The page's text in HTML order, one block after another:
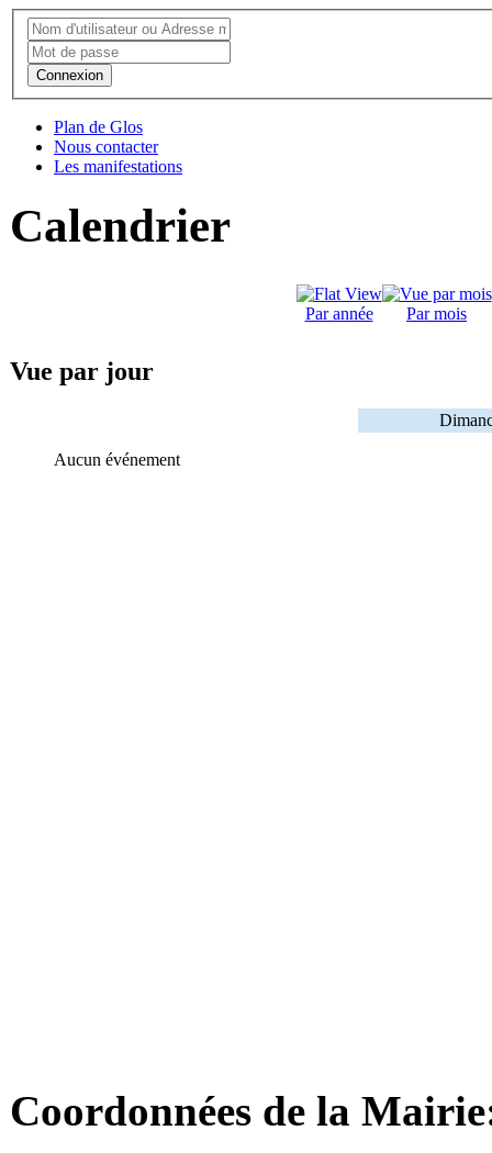
Connexion
Plan de Glos
Nous contacter
Les manifestations
Calendrier
Par année Par mois
Vue par jour
Aucun événement
Coordonnées de la